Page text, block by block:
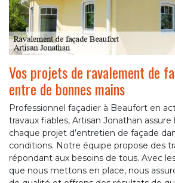
Vos projets de ravalement de
entre de bonnes mains
Professionnel façadier à Beaufort en
travaux fiables, Artisan Jonathan
chaque projet d’entretien de façade
conditions. Notre équipe propose des
répondant aux besoins de tous. Avec
que nous mettons en place, nous